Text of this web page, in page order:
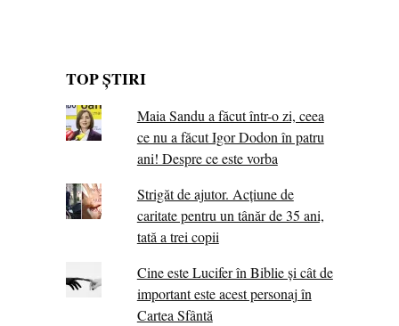
TOP ȘTIRI
Maia Sandu a făcut într-o zi, ceea
ce nu a făcut Igor Dodon în patru
ani! Despre ce este vorba
Strigăt de ajutor. Acțiune de
caritate pentru un tânăr de 35 ani,
tată a trei copii
Cine este Lucifer în Biblie și cât de
important este acest personaj în
Cartea Sfântă